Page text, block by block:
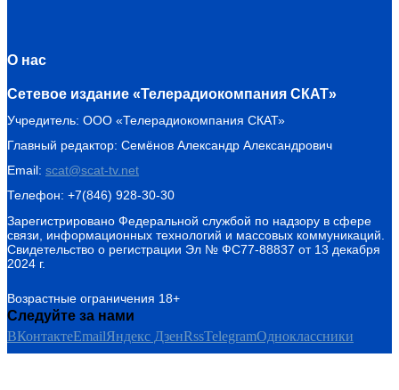
О нас
Сетевое издание «Телерадиокомпания СКАТ»
Учредитель: ООО «Телерадиокомпания СКАТ»
Главный редактор: Семёнов Александр Александрович
Email: scat@scat-tv.net
Телефон: +7(846) 928-30-30
Зарегистрировано Федеральной службой по надзору в сфере
связи, информационных технологий и массовых коммуникаций.
Свидетельство о регистрации Эл № ФС77-88837 от 13 декабря
2024 г.
Возрастные ограничения 18+
Следуйте за нами
ВКонтактеEmailЯндекс ДзенRssTelegramОдноклассники